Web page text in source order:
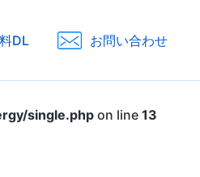
DL お問い合わせ
single.php on line 13